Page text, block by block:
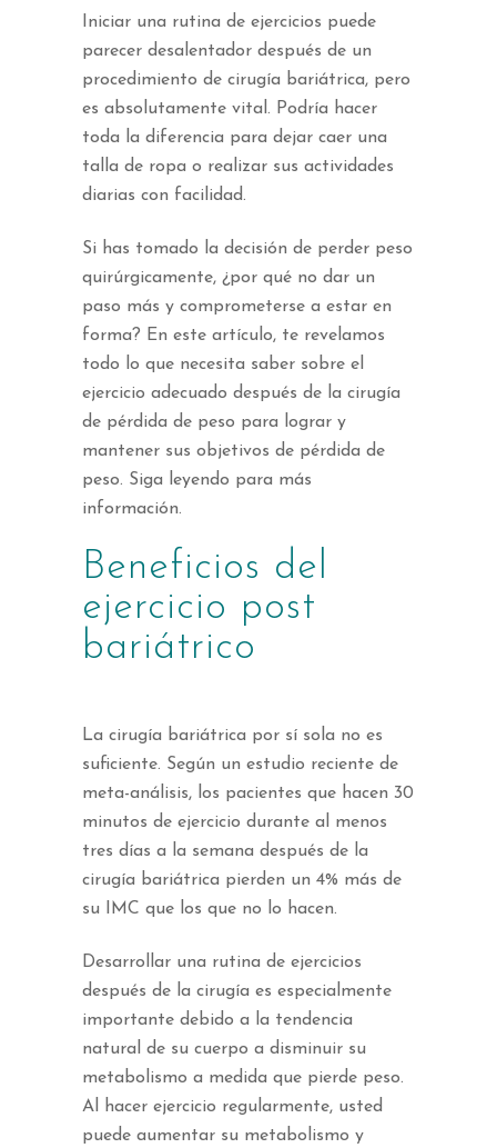
Iniciar una rutina de ejercicios puede
parecer desalentador después de un
procedimiento de cirugía bariátrica, pero
es absolutamente vital. Podría hacer
toda la diferencia para dejar caer una
talla de ropa o realizar sus actividades
diarias con facilidad.
Si has tomado la decisión de perder peso
quirúrgicamente, ¿por qué no dar un
paso más y comprometerse a estar en
forma? En este artículo, te revelamos
todo lo que necesita saber sobre el
ejercicio adecuado después de la cirugía
de pérdida de peso para lograr y
mantener sus objetivos de pérdida de
peso. Siga leyendo para más
información.
Beneficios del
ejercicio post
bariátrico
La cirugía bariátrica por sí sola no es
suficiente. Según un estudio reciente de
meta-análisis, los pacientes que hacen 30
minutos de ejercicio durante al menos
tres días a la semana después de la
cirugía bariátrica pierden un 4% más de
su IMC que los que no lo hacen.
Desarrollar una rutina de ejercicios
después de la cirugía es especialmente
importante debido a la tendencia
natural de su cuerpo a disminuir su
metabolismo a medida que pierde peso.
Al hacer ejercicio regularmente, usted
puede aumentar su metabolismo y